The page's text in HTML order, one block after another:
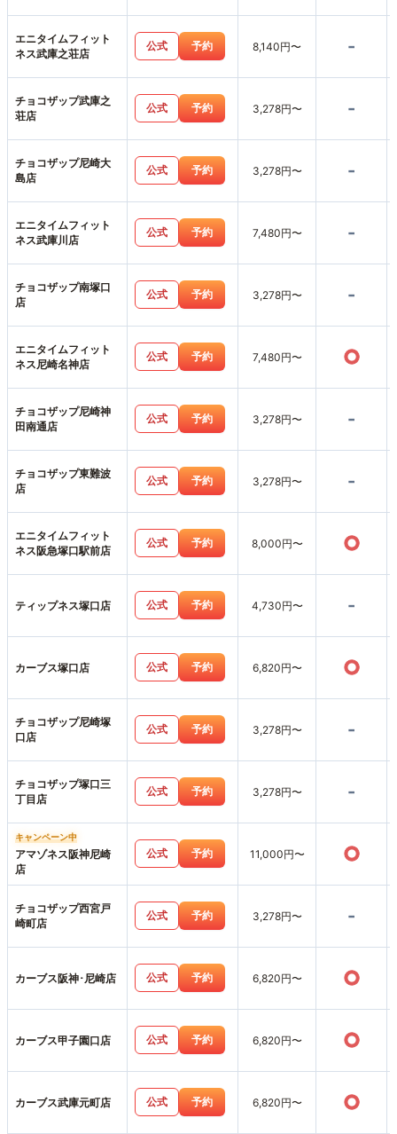
エニタイムフィット
ネス武庫之荘店
公式 予約 8,140円〜 -
チョコザップ武庫之
荘店
公式 予約 3,278円〜 -
チョコザップ尼崎大
島店
公式 予約 3,278円〜 -
エニタイムフィット
ネス武庫川店
公式 予約 7,480円〜 -
チョコザップ南塚口
店
公式 予約 3,278円〜 -
エニタイムフィット
ネス尼崎名神店
公式 予約 7,480円〜 ○
チョコザップ尼崎神
田南通店
公式 予約 3,278円〜 -
チョコザップ東難波
店
公式 予約 3,278円〜 -
エニタイムフィット
ネス阪急塚口駅前店
公式 予約 8,000円〜 ○
ティップネス塚口店 公式 予約 4,730円〜 -
カーブス塚口店 公式 予約 6,820円〜 ○
チョコザップ尼崎塚
口店
公式 予約 3,278円〜 -
チョコザップ塚口三
丁目店
公式 予約 3,278円〜 -
キャンペーン中
アマゾネス阪神尼崎
店
公式 予約 11,000円〜 ○
チョコザップ西宮戸
崎町店
公式 予約 3,278円〜 -
カーブス阪神･尼崎店 公式 予約 6,820円〜 ○
カーブス甲子園口店 公式 予約 6,820円〜 ○
カーブス武庫元町店 公式 予約 6,820円〜 ○